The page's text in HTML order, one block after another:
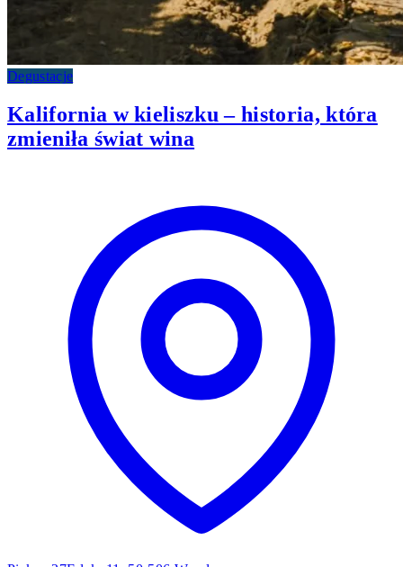
Degustacje
Kalifornia w kieliszku – historia, która
zmieniła świat wina